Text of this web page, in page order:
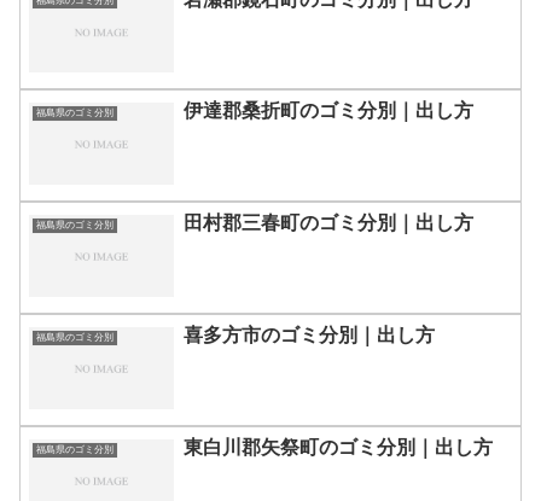
福島県のゴミ分別 伊達郡桑折町のゴミ分別｜出し方
福島県のゴミ分別 田村郡三春町のゴミ分別｜出し方
福島県のゴミ分別 喜多方市のゴミ分別｜出し方
福島県のゴミ分別 東白川郡矢祭町のゴミ分別｜出し方